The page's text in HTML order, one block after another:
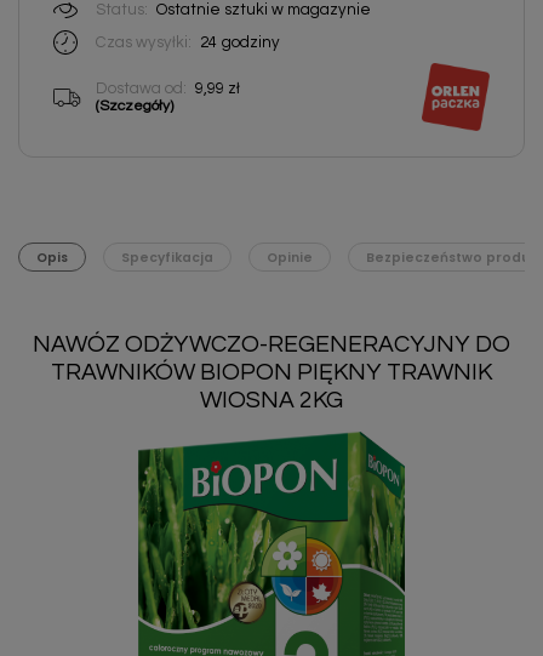
Status: Ostatnie sztuki w magazynie
Czas wysyłki:
24 godziny
Dostawa od: 9,99 zł
(Szczegóły)
Opis Specyfikacja Opinie Bezpieczeństwo
NAWÓZ ODŻYWCZO-REGENERACYJNY DO
TRAWNIKÓW BIOPON PIĘKNY TRAWNIK
WIOSNA 2KG